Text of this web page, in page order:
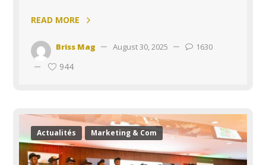
READ MORE
Briss Mag August 30, 2025 1630
944
Actualités Marketing & Com